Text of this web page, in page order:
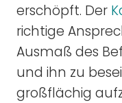
erschöpft. Der
richtige
Ausmaß des
und ihn zu
großflächig